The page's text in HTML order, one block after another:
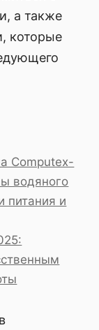
а также
которые
Computex-
водяного
питания и